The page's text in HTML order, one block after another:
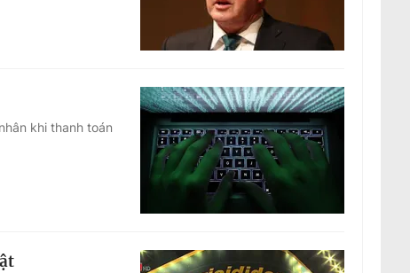
tuyến
Công nghệ
Hitech Công nghệ tương lai
Sản phẩm
Thị trường
Tư vấn
khi thanh toán